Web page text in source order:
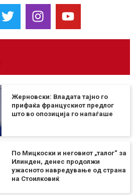
Жерновски: Владата тајно го
прифаќа францускиот предлог
што во опозиција го напаѓаше
По Мицкоски и неговиот „талог“ за
Илинден, денес продолжи
ужасното навредување од страна
на Стоилковиќ